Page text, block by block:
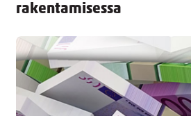
rakentamisessa